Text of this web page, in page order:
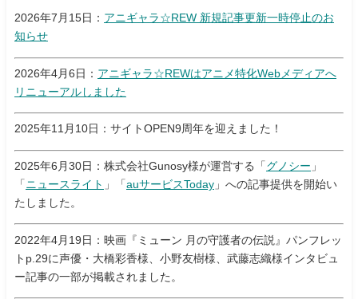
2026年7月15日： アニギャラ☆REW 新規記事更新一時停止のお
知らせ
2026年4月6日： アニギャラ☆REWはアニメ特化Webメディアへ
リニューアルしました
2025年11月10日：サイトOPEN9周年を迎えました！
2025年6月30日：株式会社Gunosy様が運営する「 グノシー 」
「 ニュースライト 」「 auサービスToday 」への記事提供を開始い
たしました。
2022年4月19日：映画『ミューン 月の守護者の伝説』パンフレッ
トp.29に声優・大橋彩香様、小野友樹様、武藤志織様インタビュ
ー記事の一部が掲載されました。